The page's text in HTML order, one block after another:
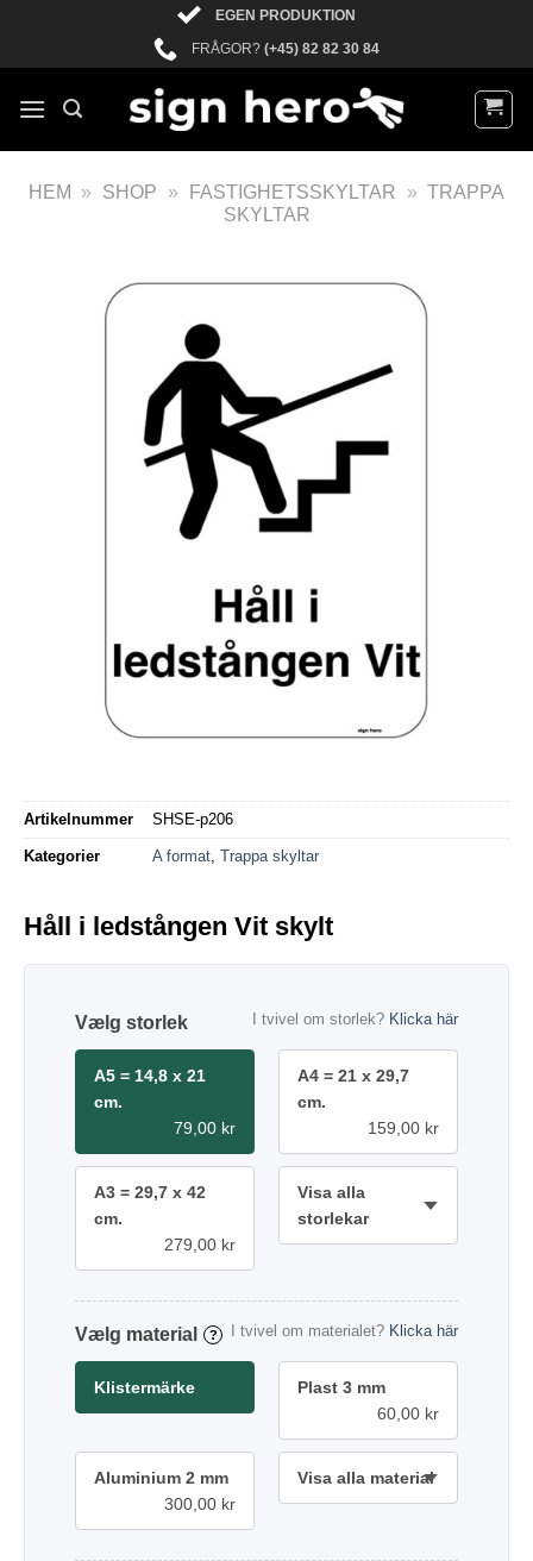
EGEN PRODUKTION
FRÅGOR? (+45) 82 82 30 84
HEM » SHOP » FASTIGHETSSKYLTAR » TRAPPA
SKYLTAR
Artikelnummer SHSE-p206
Kategorier A format Trappa skyltar
Håll i ledstången Vit skylt
storlek I tvivel om storlek? Klicka här
A5 = 14,8 x 21
cm.
79,00 kr
A4 = 21 x 29,7
cm.
159,00 kr
A3 = 29,7 x 42
cm.
279,00 kr
Visa alla
storlekar
material ? I tvivel om materialet? Klicka här
Klistermärke
Plast 3 mm
60,00 kr
Aluminium 2 mm
300,00 kr
Visa alla material